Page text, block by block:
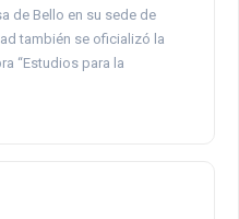
de Bello en su sede de
también se oficializó la
“Estudios para la